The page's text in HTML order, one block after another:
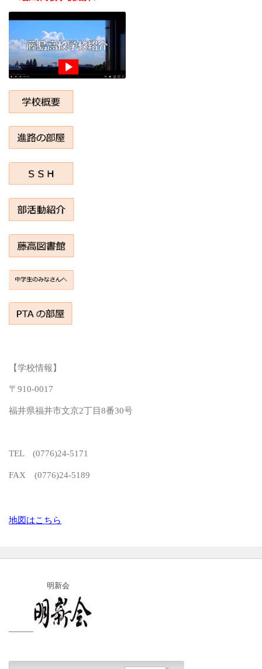
【学校情報】
〒910-0017
福井県福井市文京2丁目8番30号
TEL (0776)24-5171
FAX (0776)24-5189
地図はこちら
明新会